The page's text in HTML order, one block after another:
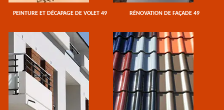
PEINTURE ET DÉCAPAGE DE VOLET 49 RÉNOVATION DE FAÇADE 49